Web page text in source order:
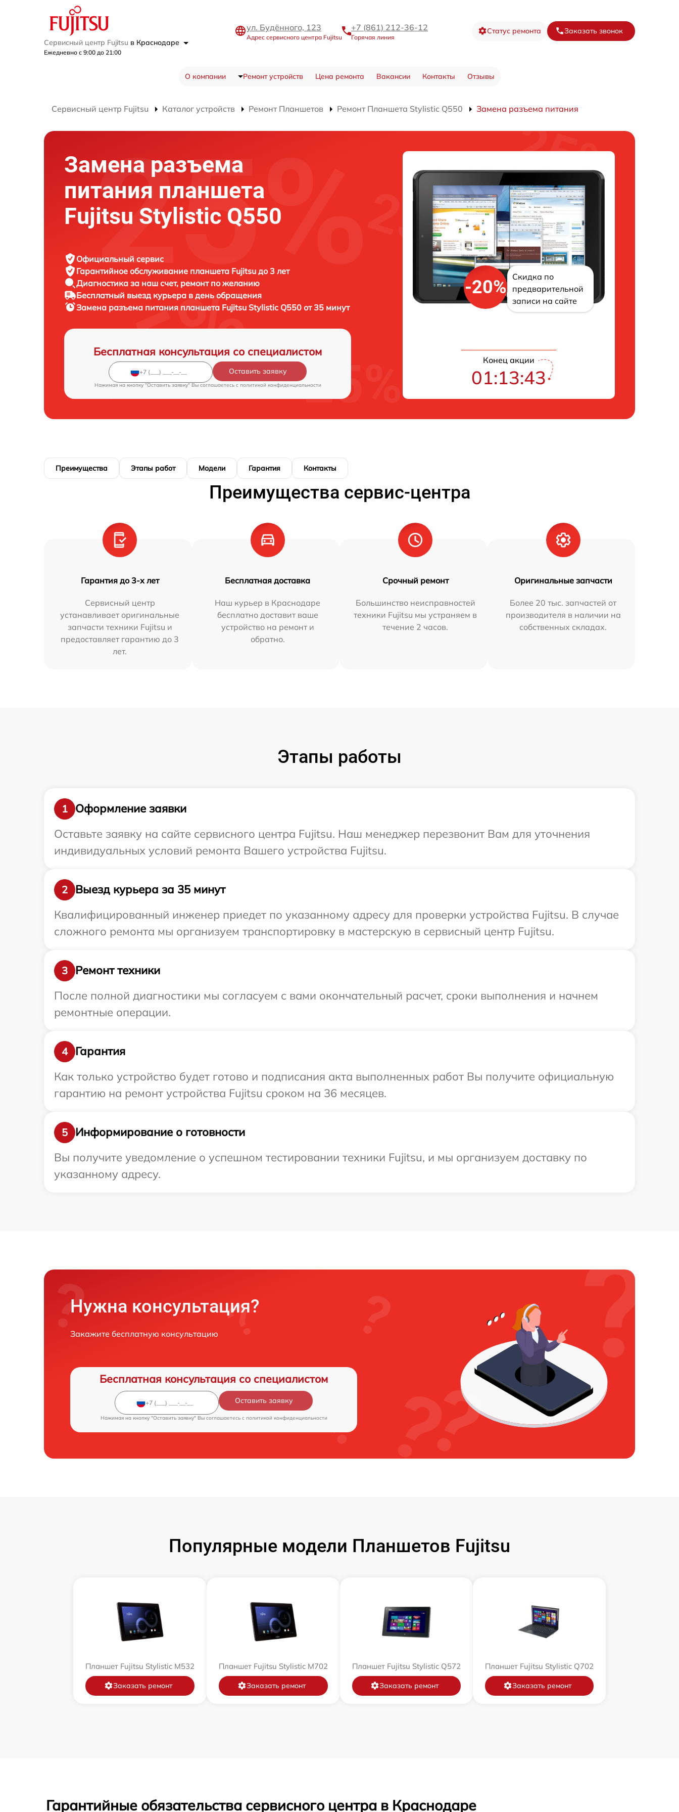
Сервисный центр Fujitsu в Краснодаре
Ежедневно с 9:00 до 21:00
ул. Будённого, 123
Адрес сервисного центра Fujitsu
+7 (861) 212-36-12
Горячая линия
Статус ремонта Заказать звонок
О компании Ремонт устройств Цена ремонта Вакансии Контакты Отзывы
Сервисный центр Fujitsu Каталог устройств Ремонт Планшетов Ремонт Планшета Stylistic Q550 Замена разъема питания
Замена разъема
питания планшета
Fujitsu Stylistic Q550
Официальный сервис
Гарантийное обслуживание планшета Fujitsu до 3 лет
Диагностика за наш счет, ремонт по желанию
Бесплатный выезд курьера в день обращения
Замена разъема питания планшета Fujitsu Stylistic Q550 от 35 минут
Бесплатная консультация со специалистом
Оставить заявку
Нажимая на кнопку "Оставить заявку" Вы соглашаетесь c политикой конфиденциальности
-20%
Скидка по
предварительной
записи на сайте
Конец акции
01:13:42
Преимущества Этапы работ Модели Гарантия Контакты
Преимущества сервис-центра
Гарантия до 3-х лет
Сервисный центр
устанавливает оригинальные
запчасти техники Fujitsu и
предоставляет гарантию до 3
лет.
Бесплатная доставка
Наш курьер в Краснодаре
бесплатно доставит ваше
устройство на ремонт и
обратно.
Срочный ремонт
Большинство неисправностей
техники Fujitsu мы устраняем в
течение 2 часов.
Оригинальные запчасти
Более 20 тыс. запчастей от
производителя в наличии на
собственных складах.
Этапы работы
1
Оформление заявки
Оставьте заявку на сайте сервисного центра Fujitsu. Наш менеджер перезвонит Вам для уточнения
индивидуальных условий ремонта Вашего устройства Fujitsu.
2
Выезд курьера за 35 минут
Квалифицированный инженер приедет по указанному адресу для проверки устройства Fujitsu. В случае
сложного ремонта мы организуем транспортировку в мастерскую в сервисный центр Fujitsu.
3
Ремонт техники
После полной диагностики мы согласуем с вами окончательный расчет, сроки выполнения и начнем
ремонтные операции.
4
Гарантия
Как только устройство будет готово и подписания акта выполненных работ Вы получите официальную
гарантию на ремонт устройства Fujitsu сроком на 36 месяцев.
5
Информирование о готовности
Вы получите уведомление о успешном тестировании техники Fujitsu, и мы организуем доставку по
указанному адресу.
Нужна консультация?
Закажите бесплатную консультацию
Бесплатная консультация со специалистом
Оставить заявку
Нажимая на кнопку "Оставить заявку" Вы соглашаетесь c политикой конфиденциальности
Популярные модели Планшетов Fujitsu
Планшет Fujitsu Stylistic M532
Заказать ремонт
Планшет Fujitsu Stylistic M702
Заказать ремонт
Планшет Fujitsu Stylistic Q572
Заказать ремонт
Планшет Fujitsu Stylistic Q702
Заказать ремонт
Гарантийные обязательства сервисного центра в Краснодаре